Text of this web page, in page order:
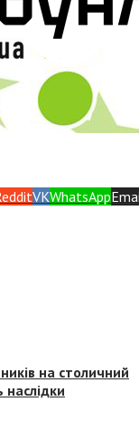
VKWhatsApp
на столичний
наслідки